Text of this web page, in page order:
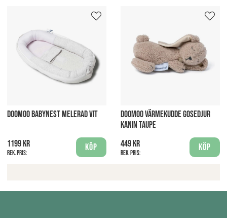
DOOMOO BABYNEST MELERAD VIT
1199 kr
Rek. pris:
Köp
DOOMOO VÄRMEKUDDE GOSEDJUR
KANIN TAUPE
449 kr
Rek. pris:
Köp